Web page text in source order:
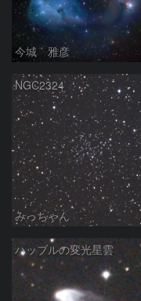
今城 雅彦
NGC2324
みっちゃん
ハッブルの変光星雲